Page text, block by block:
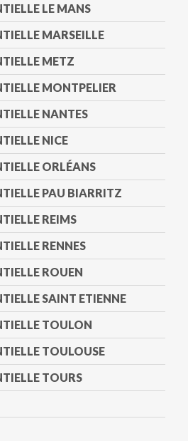
LE MANS
MARSEILLE
METZ
MONTPELIER
NANTES
NICE
ORLÉANS
PAU BIARRITZ
REIMS
RENNES
ROUEN
SAINT ETIENNE
TOULON
TOULOUSE
TOURS